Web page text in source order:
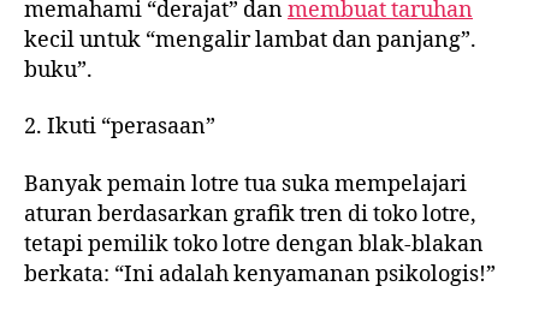
memahami “derajat” danmembuat taruhan
kecil untuk “mengalir lambat dan panjang”.
buku”.
2. Ikuti “perasaan”
Banyak pemain lotre tua suka mempelajari
aturan berdasarkan grafik tren di toko lotre,
tetapi pemilik toko lotre dengan blak-blakan
berkata: “Ini adalah kenyamanan psikologis!”